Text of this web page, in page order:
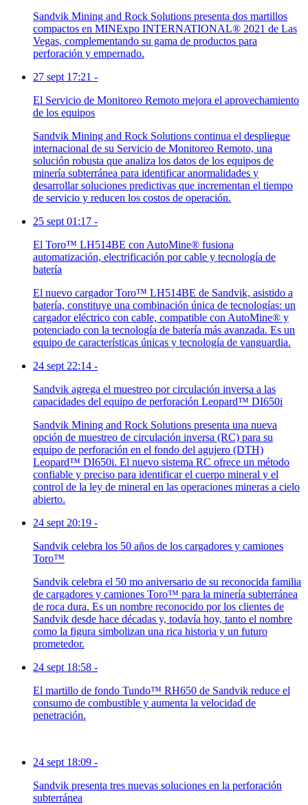
Sandvik Mining and Rock Solutions presenta dos martillos
compactos en MINExpo INTERNATIONAL® 2021 de Las
Vegas, complementando su gama de productos para
perforación y empernado.
27 sept 17:21 -
El Servicio de Monitoreo Remoto mejora el aprovechamiento
de los equipos
Sandvik Mining and Rock Solutions continua el despliegue
internacional de su Servicio de Monitoreo Remoto, una
solución robusta que analiza los datos de los equipos de
minería subterránea para identificar anormalidades y
desarrollar soluciones predictivas que incrementan el tiempo
de servicio y reducen los costos de operación.
25 sept 01:17 -
El Toro™ LH514BE con AutoMine® fusiona
automatización, electrificación por cable y tecnología de
batería
El nuevo cargador Toro™ LH514BE de Sandvik, asistido a
batería, constituye una combinación única de tecnologías: un
cargador eléctrico con cable, compatible con AutoMine® y
potenciado con la tecnología de batería más avanzada. Es un
equipo de características únicas y tecnología de vanguardia.
24 sept 22:14 -
Sandvik agrega el muestreo por circulación inversa a las
capacidades del equipo de perforación Leopard™ DI650i
Sandvik Mining and Rock Solutions presenta una nueva
opción de muestreo de circulación inversa (RC) para su
equipo de perforación en el fondo del agujero (DTH)
Leopard™ DI650i. El nuevo sistema RC ofrece un método
confiable y preciso para identificar el cuerpo mineral y el
control de la ley de mineral en las operaciones mineras a cielo
abierto.
24 sept 20:19 -
Sandvik celebra los 50 años de los cargadores y camiones
Toro™
Sandvik celebra el 50 mo aniversario de su reconocida familia
de cargadores y camiones Toro™ para la minería subterránea
de roca dura. Es un nombre reconocido por los clientes de
Sandvik desde hace décadas y, todavía hoy, tanto el nombre
como la figura simbolizan una rica historia y un futuro
prometedor.
24 sept 18:58 -
El martillo de fondo Tundo™ RH650 de Sandvik reduce el
consumo de combustible y aumenta la velocidad de
penetración.
24 sept 18:09 -
Sandvik presenta tres nuevas soluciones en la perforación
subterránea